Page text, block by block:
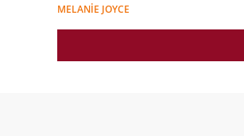
MELANIE JOYCE